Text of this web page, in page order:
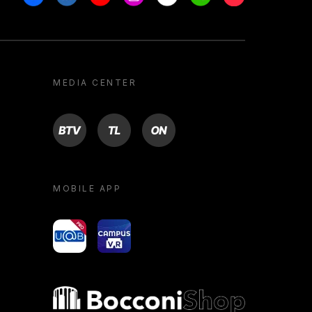
MEDIA CENTER
BTV TL ON
MOBILE APP
yoU@B Campus VR
Bocconi shop